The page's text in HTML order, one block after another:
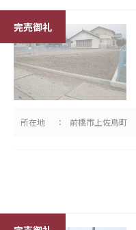
所在地 前橋市上佐鳥町